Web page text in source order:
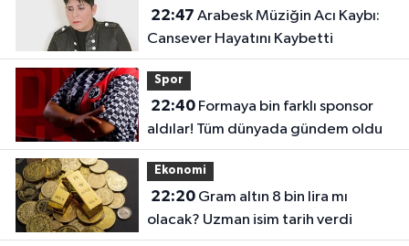
22:47
Cansever Hayatını Kaybetti
Spor
22:40Formaya bin farklı sponsor
aldılar! Tüm dünyada gündem oldu
Ekonomi
22:20Gram altın 8 bin lira mı
olacak? Uzman isim tarih verdi